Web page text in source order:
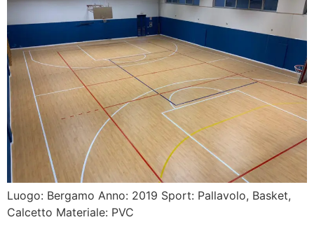
Luogo: Bergamo Anno: 2019 Sport: Pallavolo, Basket,
Calcetto Materiale: PVC